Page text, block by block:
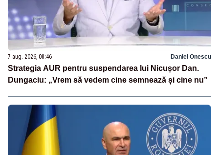
7 aug. 2026, 08:46 Daniel Onescu
Strategia AUR pentru suspendarea lui Nicușor Dan.
Dungaciu: „Vrem să vedem cine semnează și cine nu”